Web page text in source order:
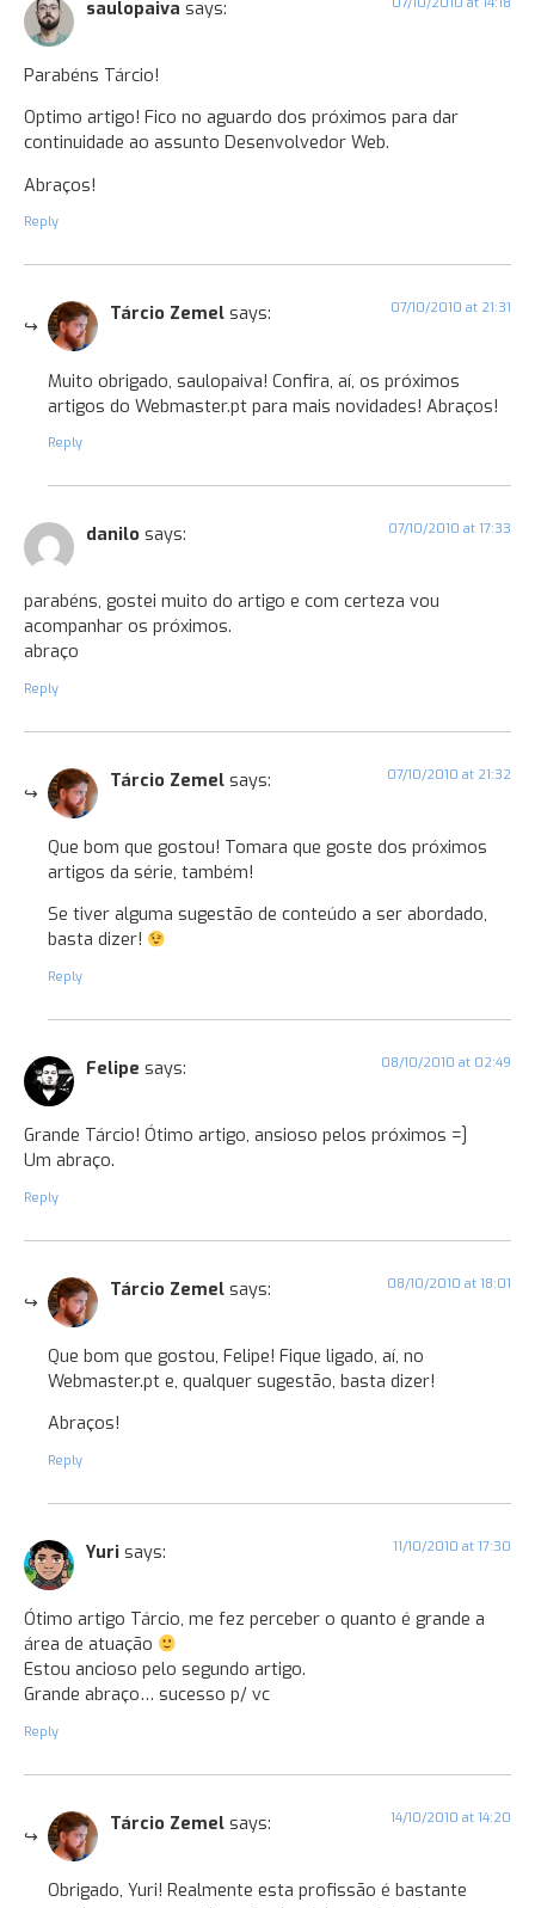
saulopaiva says:
Parabéns Tárcio!
Optimo artigo! Fico no aguardo dos próximos para dar
continuidade ao assunto Desenvolvedor Web.
Abraços!
Reply
Tárcio Zemel says: 07/10/2010 at 21:31
Muito obrigado, saulopaiva! Confira, aí, os próximos
artigos do Webmaster.pt para mais novidades! Abraços!
Reply
danilo says: 07/10/2010 at 17:33
parabéns, gostei muito do artigo e com certeza vou
acompanhar os próximos.
abraço
Reply
Tárcio Zemel says: 07/10/2010 at 21:32
Que bom que gostou! Tomara que goste dos próximos
artigos da série, também!
Se tiver alguma sugestão de conteúdo a ser abordado,
basta dizer!
Reply
Felipe says: 08/10/2010 at 02:49
Grande Tárcio! Ótimo artigo, ansioso pelos próximos =]
Um abraço.
Reply
Tárcio Zemel says: 08/10/2010 at 18:01
Que bom que gostou, Felipe! Fique ligado, aí, no
Webmaster.pt e, qualquer sugestão, basta dizer!
Abraços!
Reply
Yuri says: 11/10/2010 at 17:30
Ótimo artigo Tárcio, me fez perceber o quanto é grande a
área de atuação
Estou ancioso pelo segundo artigo.
Grande abraço… sucesso p/ vc
Reply
Tárcio Zemel says: 14/10/2010 at 14:20
Obrigado, Yuri! Realmente esta profissão é bastante